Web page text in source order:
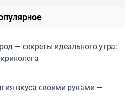
— секреты идеального утра:
вкуса своими руками —